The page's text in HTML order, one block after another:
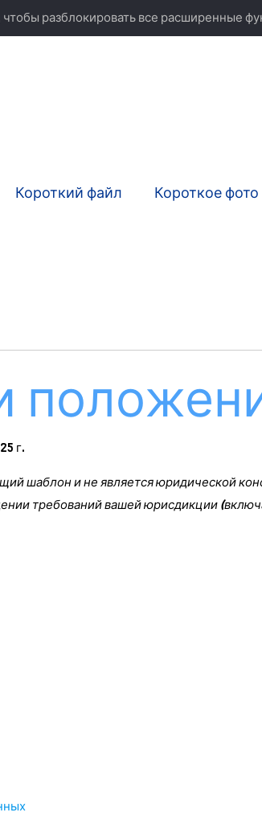
разблокировать все расширенные
Короткий файл Короткое фото
г.
шаблон и не является юридической
требований вашей юрисдикции